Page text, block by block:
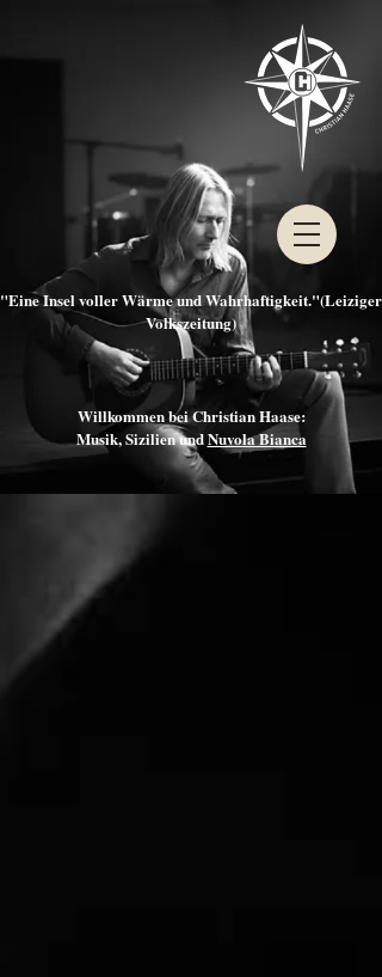
"Eine Insel voller Wärme und Wahrhaftigkeit."(Leiziger
Volkszeitung)
Willkommen bei Christian Haase:
Musik, Sizilien undNuvola Bianca